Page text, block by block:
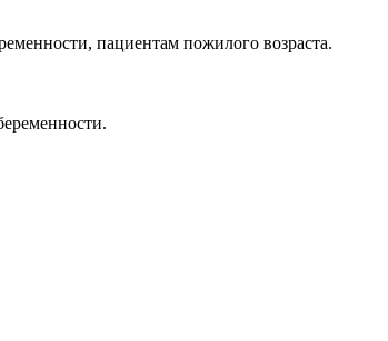
пациентам пожилого возраста.